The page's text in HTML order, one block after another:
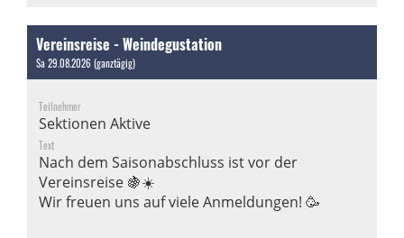
Vereinsreise - Weindegustation
Sa 29.08.2026 (ganztägig)
Teilnehmer
Sektionen Aktive
Text
Nach dem Saisonabschluss ist vor der
Vereinsreise 🍇☀️
Wir freuen uns auf viele Anmeldungen! 🥳